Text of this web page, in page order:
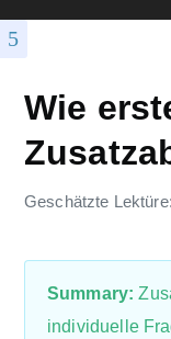
Wie
Geschätzte
Summary:
individuelle